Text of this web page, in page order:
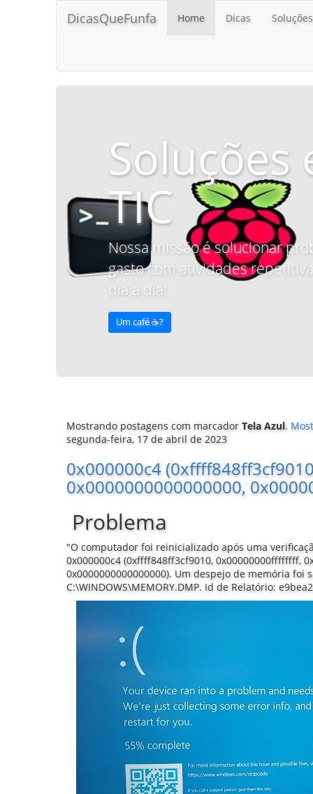
DicasQueFunfa Home Dicas Soluções
Soluções
TIC
Nossa missão é solucionar
gasto com atividades
dia a dia!
Um café ☕️?
Mostrando postagens com marcador Tela Azul.
segunda-feira, 17 de abril de 2023
0x000000c4
0x0000000000000000,
Problema
"O computador foi reinicializado após uma
0x000000c4 (0xffff848ff3cf9010, 0x00000000ffffffff,
0x0000000000000000). Um despejo de memória foi
C:\WINDOWS\MEMORY.DMP. Id de Relatório: